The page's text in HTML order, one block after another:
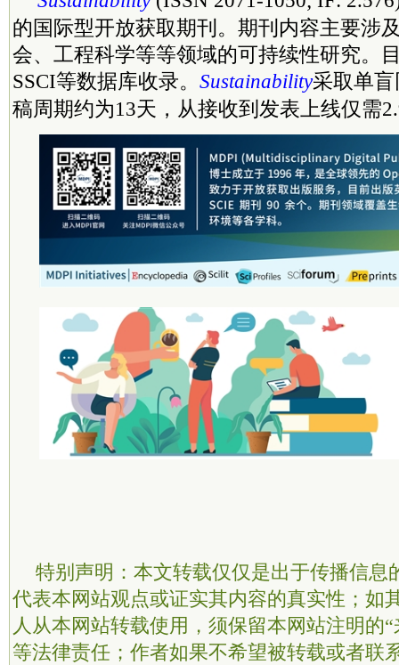
的国际型开放获取期刊。期刊内容主要涉
会、工程科学等等领域的可持续性研究。
SSCI等数据库收录。 Sustainability采取单
稿周期约为13天，从接收到发表上线仅需
特别声明：本文转载仅仅是出于传播信息
代表本网站观点或证实其内容的真实性；如
人从本网站转载使用，须保留本网站注明的
等法律责任；作者如果不希望被转载或者联